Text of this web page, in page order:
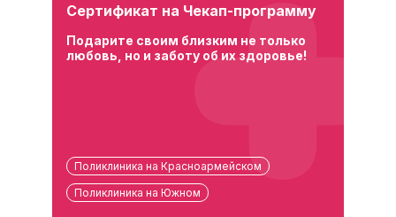
Сертификат на Чекап-программу
Подарите своим близким не только
любовь, но и заботу об их здоровье!
Поликлиника на Красноармейском
Поликлиника на Южном